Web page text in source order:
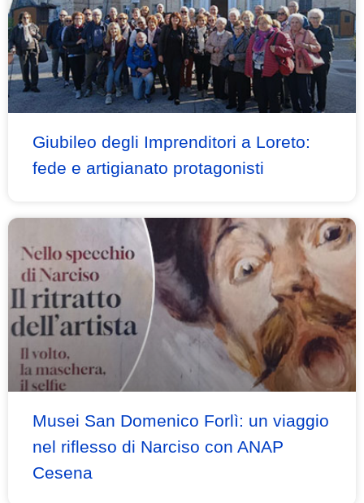
Giubileo degli Imprenditori a Loreto:
fede e artigianato protagonisti
Musei San Domenico Forlì: un viaggio
nel riflesso di Narciso con ANAP
Cesena